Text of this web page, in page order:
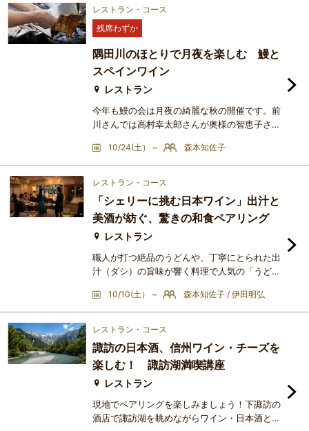
感、熟成による奥行き。それぞれが重なり合う
ことで、ひと口ごとに新しい発見が生まれま
す。今回の企画では、寿司の魅力をさらに引き
立てるシャンパーニュとのマリアージュを、ゆ
っくり味わいながら楽しん
レストラン・コース
残席わずか
隅田川のほとりで月夜を楽しむ 鰻と
スペインワイン
レストラン
今年も鰻の会は月夜の綺麗な秋の開催です。前
川さんでは高村幸太郎さんが奥様の智恵子さん
んが通われるなどたくさんの芸術家の方から愛
されていました。歴史を感じるお部屋から月夜
をしみじしみと眺めながらワインについて語り
あいませんか？今年も隅田川を間近に感じる素
晴らしいお席をご用意頂きました。スペインワ
インは果実味豊で、ブドウの品種の個性も華や
か、鰻の白焼きや、蒲焼
10/24(土） ~ 森本知佐子
レストラン・コース
「シェリーに挑む日本ワイン」出汁と
美酒が紡ぐ、驚きの和食ペアリング
レストラン
職人が打つ絶品のうどんや、丁寧にとられた出
汁（ダシ）の旨味が響く料理で人気の「うどん
スに、２つの異なる個性を合わせる特別なレス
トランペアリング講座です。今回のテーマは
「シェリーに挑む日本ワイン」。世界的な歴史
と独特の複雑味を持つスペインの「シェリー」
に、日本の気候風土が育んだ「日本ワイン」が
どのように寄り添うのか。これは決して優劣を
競う戦いではなく、咲花善
10/10(土） ~ 森本知佐子 / 伊田明弘
レストラン・コース
諏訪の日本酒、信州ワイン・チーズを
楽しむ！ 諏訪湖満喫講座
レストラン
現地でペアリングを楽しみましょう！下諏訪の
酒店で諏訪湖を眺めながらワイン・日本酒とチ